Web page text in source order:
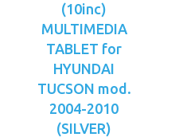
(10inc)
MULTIMEDIA
TABLET for
HYUNDAI
TUCSON mod.
2004-2010
(SILVER)